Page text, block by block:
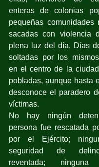
enteras de colonias
pequeñas comunidades
sacadas con violencia
plena luz del día. Días
soltadas por los
en el centro de la
pobladas, aunque hasta
desconoce el paradero
víctimas.
No hay ningún
persona fue rescatada
por el Ejército;
seguridad de
reventada;